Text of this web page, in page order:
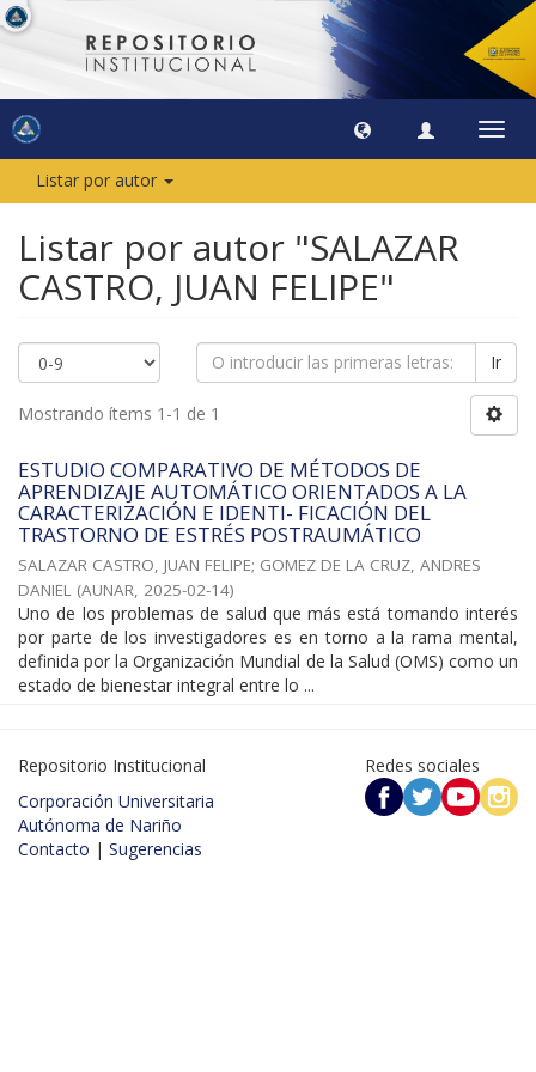
Listar por autor
Listar por autor "SALAZAR
CASTRO, JUAN FELIPE"
Ir
Mostrando ítems 1-1 de 1
ESTUDIO COMPARATIVO DE MÉTODOS DE
APRENDIZAJE AUTOMÁTICO ORIENTADOS A LA
CARACTERIZACIÓN E IDENTI- FICACIÓN DEL
TRASTORNO DE ESTRÉS POSTRAUMÁTICO
SALAZAR CASTRO, JUAN FELIPE; GOMEZ DE LA CRUZ, ANDRES
DANIEL (AUNAR, 2025-02-14)
Uno de los problemas de salud que más está tomando interés
por parte de los investigadores es en torno a la rama mental,
definida por la Organización Mundial de la Salud (OMS) como un
estado de bienestar integral entre lo ...
Repositorio Institucional
Corporación Universitaria
Autónoma de Nariño
Contacto | Sugerencias
Redes sociales